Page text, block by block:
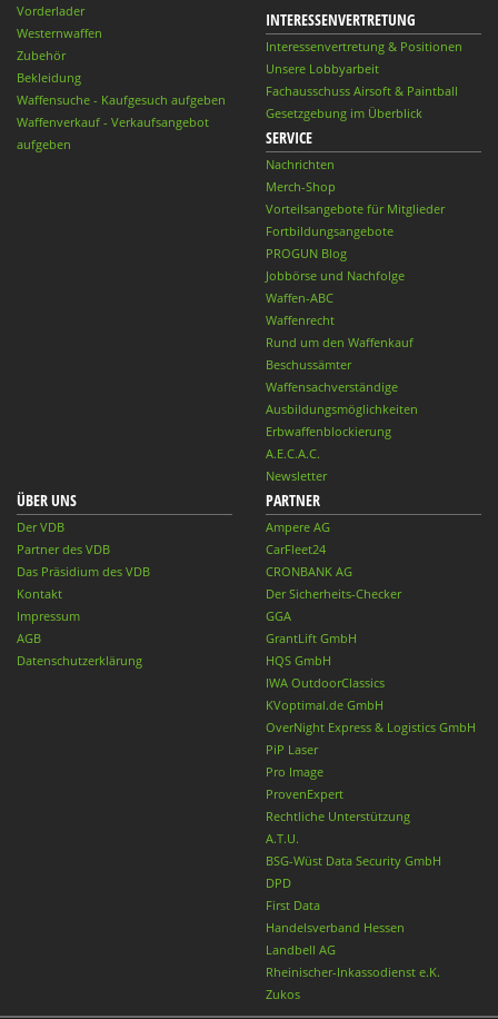
Vorderlader
Westernwaffen
Zubehör
Bekleidung
Waffensuche - Kaufgesuch aufgeben
Waffenverkauf - Verkaufsangebot
aufgeben
INTERESSENVERTRETUNG
Interessenvertretung & Positionen
Unsere Lobbyarbeit
Fachausschuss Airsoft & Paintball
Gesetzgebung im Überblick
SERVICE
Nachrichten
Merch-Shop
Vorteilsangebote für Mitglieder
Fortbildungsangebote
PROGUN Blog
Jobbörse und Nachfolge
Waffen-ABC
Waffenrecht
Rund um den Waffenkauf
Beschussämter
Waffensachverständige
Ausbildungsmöglichkeiten
Erbwaffenblockierung
A.E.C.A.C.
Newsletter
ÜBER UNS
Der VDB
Partner des VDB
Das Präsidium des VDB
Kontakt
Impressum
AGB
Datenschutzerklärung
PARTNER
Ampere AG
CarFleet24
CRONBANK AG
Der Sicherheits-Checker
GGA
GrantLift GmbH
HQS GmbH
IWA OutdoorClassics
KVoptimal.de GmbH
OverNight Express & Logistics GmbH
PiP Laser
Pro Image
ProvenExpert
Rechtliche Unterstützung
A.T.U.
BSG-Wüst Data Security GmbH
DPD
First Data
Handelsverband Hessen
Landbell AG
Rheinischer-Inkassodienst e.K.
Zukos